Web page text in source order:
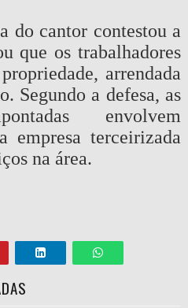
do cantor contestou a
que os trabalhadores
arrendada
Segundo a defesa, as
envolvem
empresa terceirizada
na área.